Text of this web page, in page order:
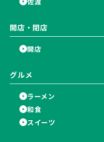
開店・閉店
開店
グルメ
ラーメン
和食
スイーツ